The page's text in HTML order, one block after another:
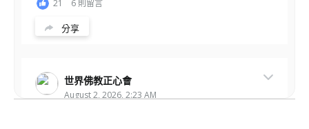
21 6 則留言
分享
世界佛教正心會
August 2, 2026, 2:23 AM